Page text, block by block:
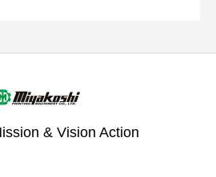
& Vision Action